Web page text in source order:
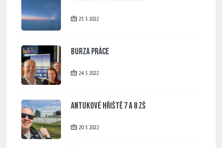
25. 5. 2022
Burza práce
24. 5. 2022
Antukové hřiště 7 a 8 ZŠ
20. 5. 2022